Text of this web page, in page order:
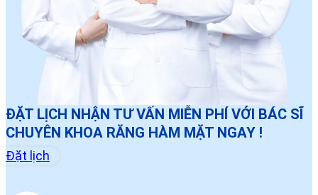
ĐẶT LỊCH NHẬN TƯ VẤN MIỄN PHÍ VỚI BÁC SĨ
CHUYÊN KHOA RĂNG HÀM MẶT NGAY !
Đặt lịch